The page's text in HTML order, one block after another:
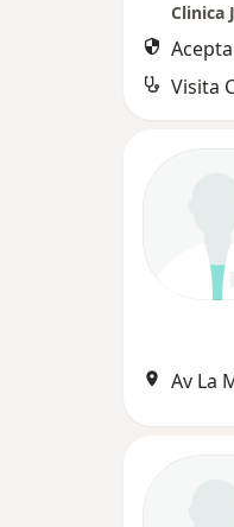
Clinica
Visita
Av La